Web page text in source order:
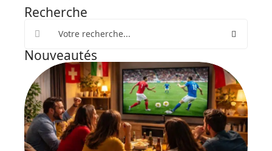
Recherche
Nouveautés